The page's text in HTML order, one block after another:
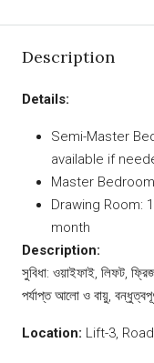
Description
Details:
Semi-Master
available if
Master
Drawing Room:
month
Description:
সুবিধা: ওয়াইফাই, লিফট,
পর্যাপ্ত আলো ও বায়ু,
Location: Lift-3,